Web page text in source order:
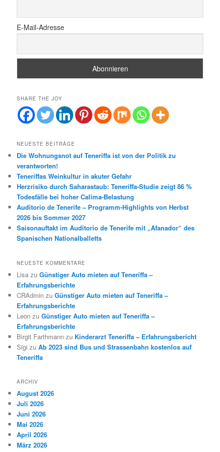
E-Mail-Adresse
SHARE THE JOY
NEUESTE BEITRÄGE
Die Wohnungsnot auf Teneriffa ist von der Politik zu
verantworten!
Teneriffas Weinkultur in akuter Gefahr
Herzrisiko durch Saharastaub: Teneriffa-Studie zeigt 86 %
Todesfälle bei hoher Calima-Belastung
Auditorio de Tenerife – Programm-Highlights von Herbst
2026 bis Sommer 2027
Saisonauftakt im Auditorio de Tenerife mit „Afanador“ des
Spanischen Nationalballetts
NEUESTE KOMMENTARE
Lisa zuGünstiger Auto mieten auf Teneriffa –
Erfahrungsberichte
CRAdmin zuGünstiger Auto mieten auf Teneriffa –
Erfahrungsberichte
Leon zuGünstiger Auto mieten auf Teneriffa –
Erfahrungsberichte
Birgit Farthmann zu Kinderarzt Teneriffa – Erfahrungsbericht
Sigi zuAb 2023 sind Bus und Strassenbahn kostenlos auf
Teneriffa
ARCHIV
August 2026
Juli 2026
Juni 2026
Mai 2026
April 2026
März 2026